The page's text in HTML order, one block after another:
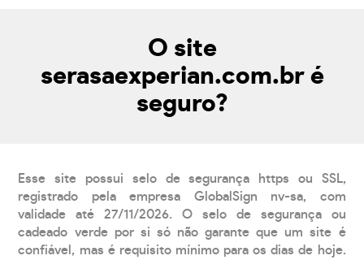
O site
serasaexperian.com.br é
seguro?
Esse site possui selo de segurança https ou SSL,
registrado pela empresa GlobalSign nv-sa, com
validade até 27/11/2026. O selo de segurança ou
cadeado verde por si só não garante que um site é
confiável, mas é requisito mínimo para os dias de hoje.